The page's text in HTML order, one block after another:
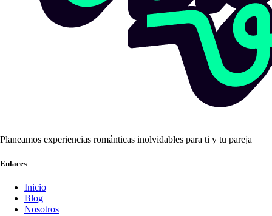
Planeamos experiencias románticas inolvidables para ti y tu pareja
Enlaces
Inicio
Blog
Nosotros